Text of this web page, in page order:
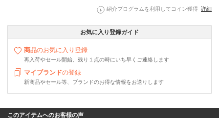
紹介プログラムを利用してコイン獲得 詳細
お気に入り登録ガイド
商品のお気に入り登録
再入荷やセール開始、残り１点の時にいち早くご連絡します
マイブランドの登録
新商品やセール等、ブランドのお得な情報をお送りします
このアイテムへのお客様の声